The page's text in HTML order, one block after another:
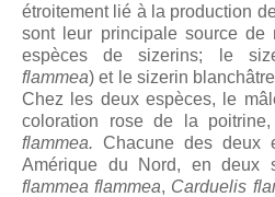
étroitement lié à la production
sont leur principale source de
espèces de sizerins; le
flammea) et le sizerin
Chez les deux espèces, le
coloration rose de la
flammea. Chacune des deux
Amérique du Nord, en deux
flammea flammea, Carduelis